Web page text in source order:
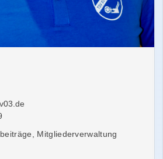
Mitgliederverwaltung